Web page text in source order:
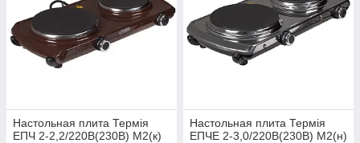
Настольная плита Термія
ЕПЧ 2-2,2/220В(230В) М2(к)
Настольная плита Термія
ЕПЧЕ 2-3,0/220В(230В) М2(н)